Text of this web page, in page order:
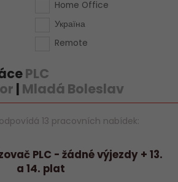
Home Office
Україна
Remote
PLC
| Mladá Boleslav
13 pracovních nabídek:
PLC - žádné výjezdy + 13.
a 14. plat